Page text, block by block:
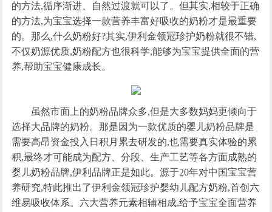
的方法,循序渐进、自然过渡就可以了。但其实,相较于正确
的方法,为宝宝选择一款营养丰富好吸收的奶粉才是最重要
的。那么,什么奶粉好?其实,伊利金领冠珍护奶粉就很不错,
不仅奶源优质,奶粉配方也很科学,能够为宝宝提供全面的营
养,帮助宝宝健康成长。
虽然市面上的奶粉品牌众多,但是大多数妈妈更倾向于
选择大品牌的奶粉。那是因为一款优质的婴儿奶粉品牌是
需要高昂资金投入日积月累去研发的,也需要真实体验的累
积,最终才可能成为配方、分段、生产工艺等各方面成熟的
婴儿奶粉品牌,伊利品牌正是如此。源于20年对中国宝宝营
养研究,特此推出了伊利金领冠珍护婴幼儿配方奶粉,首创六
维易吸收体系。六大营养元素相辅相成,给予宝宝全面营养